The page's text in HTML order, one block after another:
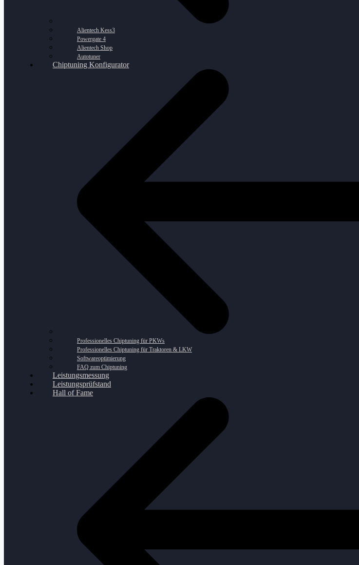
Alientech Kess3
Powergate 4
Alientech Shop
Autotuner
Chiptuning Konfigurator
Professionelles Chiptuning für PKWs
Professionelles Chiptuning für Traktoren & LKW
Softwareoptimierung
FAQ zum Chiptuning
Leistungsmessung
Leistungsprüfstand
Hall of Fame